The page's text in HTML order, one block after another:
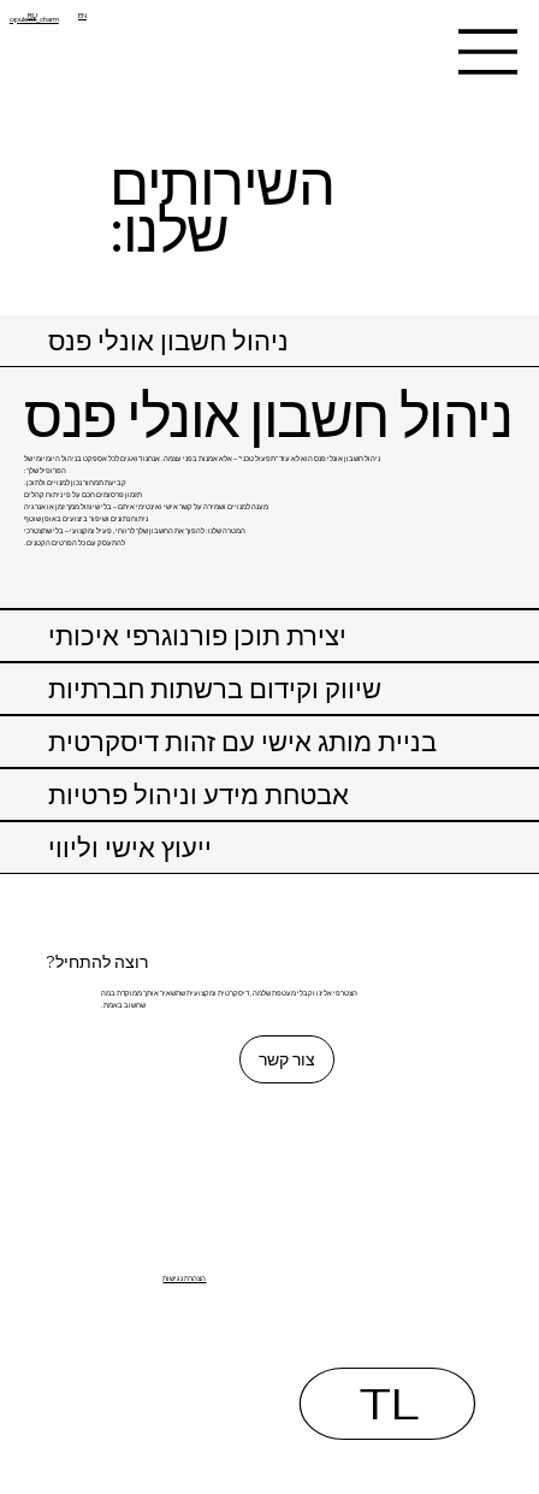
opulent_charm
RU EN
השירותים
:שלנו
ניהול חשבון אונלי פנס
ניהול חשבון אונלי פנס
ניהול חשבון אונלי פנס הוא לא עוד "תפעול טכני" – אלא אמנות בפני עצמה. אנחנו דואגים לכל אספקט בניהול היומיומי של
:הפרופיל שלך
.קביעת תמחור נכון למנויים ולתוכן
תזמון פרסומים חכם על פי ניתוח קהלים
מענה למנויים ושמירה על קשר אישי ואינטימי איתם – בלי שיגזול ממך זמן או אנרגיה
ניתוח נתונים ושיפור ביצועים באופן שוטף
המטרה שלנו: להפוך את החשבון שלך לרווחי, פעיל ומקצועי – בלי שתצטרכי
.להתעסק עם כל הפרטים הקטנים
יצירת תוכן פורנוגרפי איכותי
שיווק וקידום ברשתות חברתיות
בניית מותג אישי עם זהות דיסקרטית
אבטחת מידע וניהול פרטיות
ייעוץ אישי וליווי
?רוצה להתחיל
הצטרפי אלינו וקבלי מעטפת שלמה, דיסקרטית ומקצועית שתשאיר אותך ממוקדת במה
.שחשוב באמת
צור קשר
TL
הצהרת נגישות